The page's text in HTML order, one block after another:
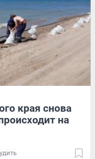
края снова
на